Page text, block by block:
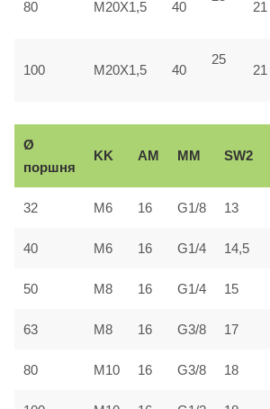
80 M20X1,5 40 21
100 M20X1,5 40
25
21
Ø
поршня
KK AM ММ SW2
32 М6 16 G1/8 13
40 М6 16 G1/4 14,5
50 М8 16 G1/4 15
63 М8 16 G3/8 17
80 М10 16 G3/8 18